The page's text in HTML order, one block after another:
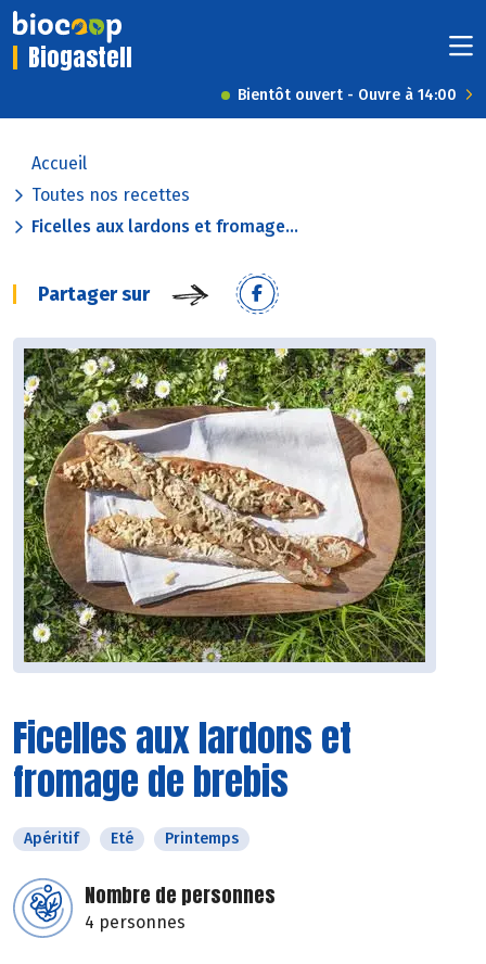
Biogastell
Bientôt ouvert - Ouvre à 14:00
Accueil
Toutes nos recettes
Ficelles aux lardons et fromage...
Partager sur
Ficelles aux lardons et
fromage de brebis
Apéritif Eté Printemps
Nombre de personnes
4 personnes